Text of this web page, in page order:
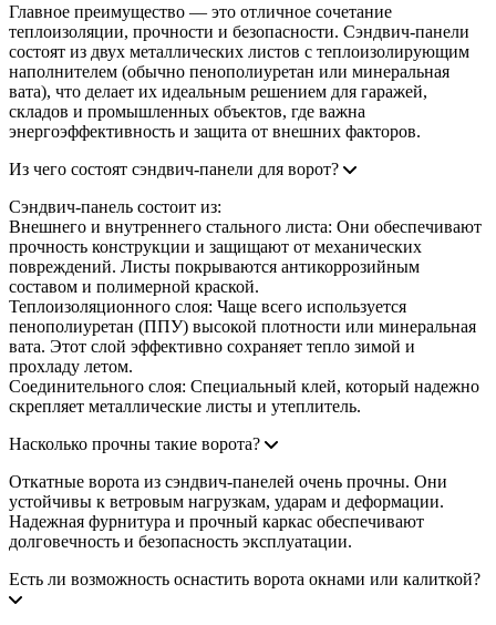
Главное преимущество — это отличное сочетание
теплоизоляции, прочности и безопасности. Сэндвич-панели
состоят из двух металлических листов с теплоизолирующим
наполнителем (обычно пенополиуретан или минеральная
вата), что делает их идеальным решением для гаражей,
складов и промышленных объектов, где важна
энергоэффективность и защита от внешних факторов.
Из чего состоят сэндвич-панели для ворот?
Сэндвич-панель состоит из:
Внешнего и внутреннего стального листа: Они обеспечивают
прочность конструкции и защищают от механических
повреждений. Листы покрываются антикоррозийным
составом и полимерной краской.
Теплоизоляционного слоя: Чаще всего используется
пенополиуретан (ППУ) высокой плотности или минеральная
вата. Этот слой эффективно сохраняет тепло зимой и
прохладу летом.
Соединительного слоя: Специальный клей, который надежно
скрепляет металлические листы и утеплитель.
Насколько прочны такие ворота?
Откатные ворота из сэндвич-панелей очень прочны. Они
устойчивы к ветровым нагрузкам, ударам и деформации.
Надежная фурнитура и прочный каркас обеспечивают
долговечность и безопасность эксплуатации.
Есть ли возможность оснастить ворота окнами или калиткой?